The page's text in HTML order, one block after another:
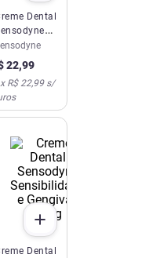
Dental
90g
22,99
x R$ 22,99s/
Dental